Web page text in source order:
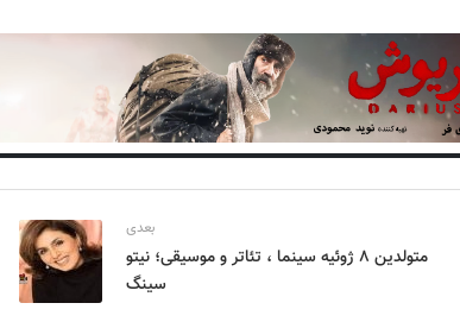
بعدی
متولدین ۸ ژوئیه سینما ، تئاتر و موسیقی؛ نیتو
سینگ